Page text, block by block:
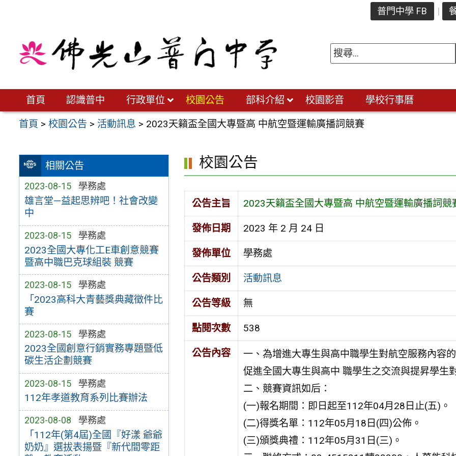
普門中學 FB
首頁 認識普中 行政單位 校園公告 部科介紹 校園影音 學校行事曆
首頁 >校園公告 > 活動訊息 > 2023天籟盃全國大專暨高 中航空暨運輸廣播詞競賽
相關公告
2023-08-15 學務處
雄言堂—益起思辨吧！社會改變
中
2023-08-15 學務處
2023全國大專化工E車創意競賽
暨高中職巴克球組裝 競賽
2023-08-15 學務處
「2023高科大青藝獎典藏徵件比
賽
2023-08-15 學務處
2023全國創意行銷實務專題暨低
碳生活企劃競賽
2023-08-15 學務處
112年孝道教育系列比賽辦法
2023-08-08 學務處
「112年(第4屆)全國『好漾 爺爺
奶奶』選拔表揚暨『新代間零距
校園公告
公告主旨 2023天籟盃全國大專暨高 中航空暨運輸廣播詞競
發佈日期 2023 年 2 月 24 日
發佈單位 學務處
公告類別 活動訊息
公告等級 無
點閱次數 538
公告內容
一、為增進大專生與高中職學生對航空服務內容
促進全國大專生與高中 職學生之交流與提昇學生
二、競賽資訊如后：
(一)報名期間：即日起至112年04月28日止(五)。
(二)得獎名單：112年05月18日(四)公佈。
(三)頒獎典禮：112年05月31日(三)。